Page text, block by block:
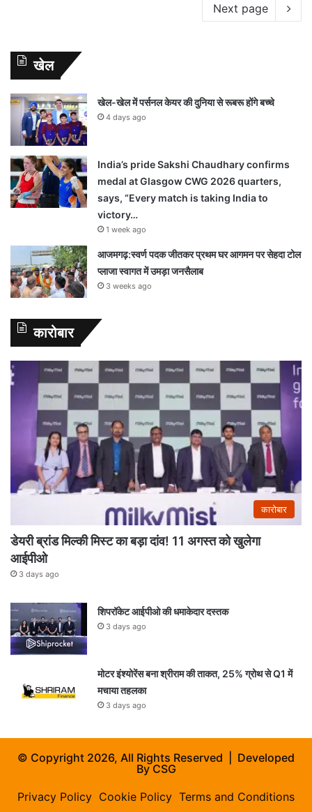
Next page
खेल
खेल-खेल में पर्सनल केयर की दुनिया से रूबरू होंगे बच्चे
4 days ago
India’s pride Sakshi Chaudhary confirms
medal at Glasgow CWG 2026 quarters,
says, “Every match is taking India to
victory…
1 week ago
आजमगढ़:स्वर्ण पदक जीतकर प्रथम घर आगमन पर सेहदा टोल
प्लाजा स्वागत में उमड़ा जनसैलाब
3 weeks ago
कारोबार
कारोबार
डेयरी ब्रांड मिल्की मिस्ट का बड़ा दांव! 11 अगस्त को खुलेगा
आईपीओ
3 days ago
शिपरॉकेट आईपीओ की धमाकेदार दस्तक
3 days ago
मोटर इंश्योरेंस बना श्रीराम की ताकत, 25% ग्रोथ से Q1 में
मचाया तहलका
3 days ago
© Copyright 2026, All Rights Reserved | Developed
ByCSG
Privacy Policy Cookie Policy Terms and Conditions